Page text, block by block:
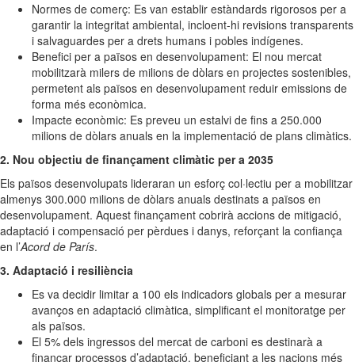
Normes de comerç: Es van establir estàndards rigorosos per a
garantir la integritat ambiental, incloent-hi revisions transparents
i salvaguardes per a drets humans i pobles indígenes.
Benefici per a països en desenvolupament: El nou mercat
mobilitzarà milers de milions de dòlars en projectes sostenibles,
permetent als països en desenvolupament reduir emissions de
forma més econòmica.
Impacte econòmic: Es preveu un estalvi de fins a 250.000
milions de dòlars anuals en la implementació de plans climàtics.
2. Nou objectiu de finançament climàtic per a 2035
Els països desenvolupats lideraran un esforç col·lectiu per a mobilitzar
almenys 300.000 milions de dòlars anuals destinats a països en
desenvolupament. Aquest finançament cobrirà accions de mitigació,
adaptació i compensació per pèrdues i danys, reforçant la confiança
en l’Acord de París.
3. Adaptació i resiliència
Es va decidir limitar a 100 els indicadors globals per a mesurar
avanços en adaptació climàtica, simplificant el monitoratge per
als països.
El 5% dels ingressos del mercat de carboni es destinarà a
finançar processos d’adaptació, beneficiant a les nacions més